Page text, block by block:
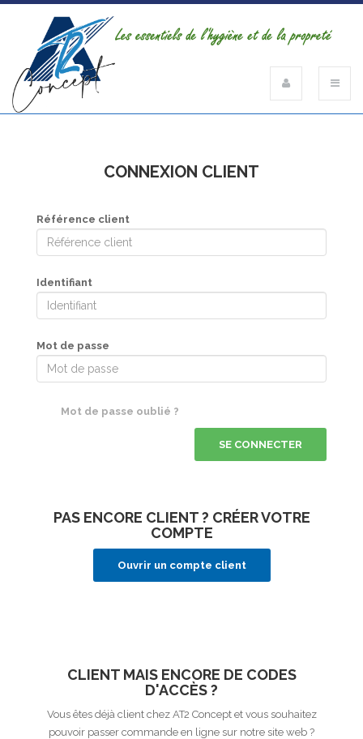
CONNEXION CLIENT
Référence client
Identifiant
Mot de passe
Mot de passe oublié ?
SE CONNECTER
PAS ENCORE CLIENT ? CRÉER VOTRE
COMPTE
Ouvrir un compte client
CLIENT MAIS ENCORE DE CODES
D'ACCÈS ?
Vous êtes déjà client chez AT2 Concept et vous souhaitez
pouvoir passer commande en ligne sur notre site web ?